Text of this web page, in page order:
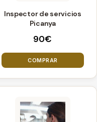
90€
Inspector de servicios
Picanya
COMPRAR